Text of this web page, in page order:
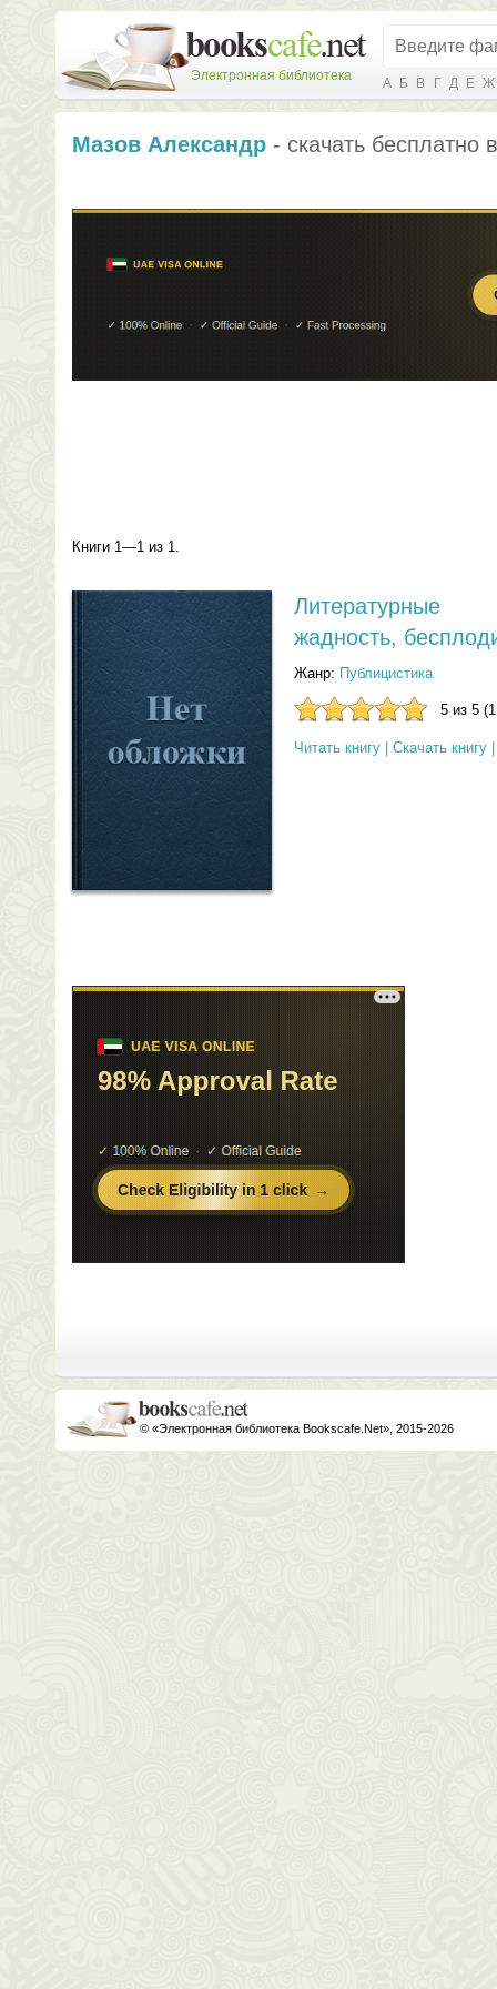
Электронная библиотека А Б В Г Д Е Ж
Мазов Александр - скачать бесплатно
Книги 1—1 из 1.
Литературные
жадность,
Жанр: Публицистика
5 из 5
Читать книгу Скачать книгу
© «Электронная библиотека Bookscafe.Net», 2015-2026